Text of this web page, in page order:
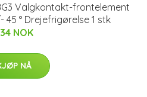
Valgkontakt-frontelement
° Drejefrigørelse 1 stk
NOK
NÅ